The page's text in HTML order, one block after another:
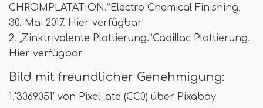
CHROMPLATATION.”Electro Chemical Finishing,
30. Mai 2017. Hier verfügbar
2. „Zinktrivalente Plattierung.”Cadillac Plattierung.
Hier verfügbar
Bild mit freundlicher Genehmigung:
1.'3069051' von Pixel_ate (CC0) über Pixabay